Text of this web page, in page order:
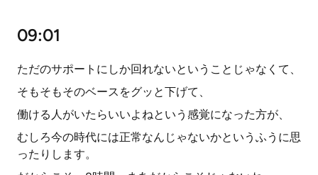
09:01
ただのサポートにしか回れないということじゃなくて、
そもそもそのベースをグッと下げて、
働ける人がいたらいいよねという感覚になった方が、
むしろ今の時代には正常なんじゃないかというふうに思
ったりします。